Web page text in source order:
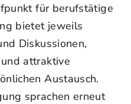
für berufstätige
bietet jeweils
Diskussionen,
attraktive
Austausch.
sprachen erneut